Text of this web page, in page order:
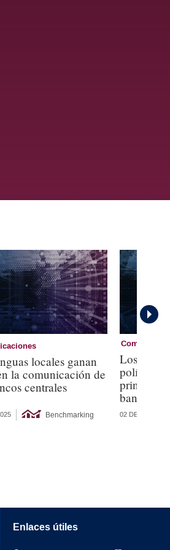
locales ganan
la comunicación de
centrales
Benchmarking
Los
políticos
bancos
02 DEC 2025
Enlaces útiles